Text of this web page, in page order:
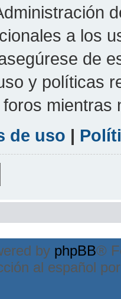
a los
de
y políticas
mientras
de uso |
by phpBB®
al español